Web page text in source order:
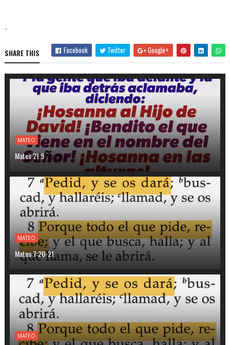
-
SHARE THIS Facebook Twitter Google+
MATEO
Mateo 21:9
MATEO
Mateo 7:20-21
MATEO